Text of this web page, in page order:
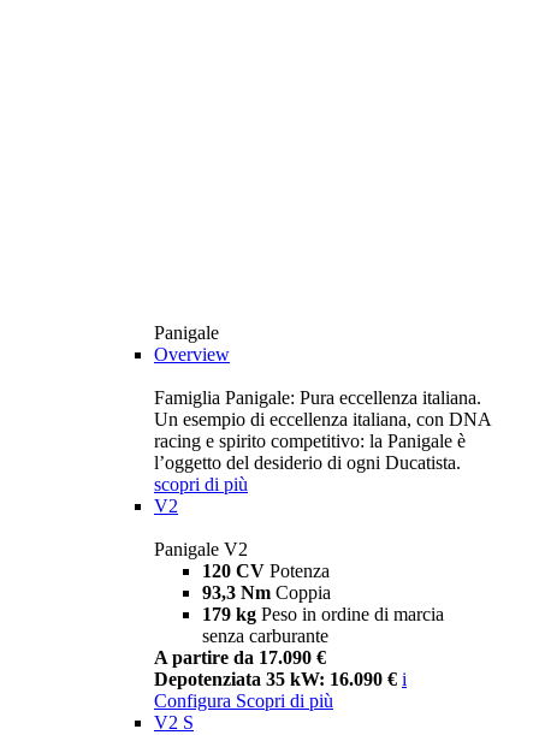
Panigale
Overview
Famiglia Panigale: Pura eccellenza italiana.
Un esempio di eccellenza italiana, con DNA
racing e spirito competitivo: la Panigale è
l’oggetto del desiderio di ogni Ducatista.
scopri di più
V2
Panigale V2
120 CV Potenza
93,3 Nm Coppia
179 kg Peso in ordine di marcia
senza carburante
A partire da 17.090 €
Depotenziata 35 kW: 16.090 € i
Configura Scopri di più
V2 S